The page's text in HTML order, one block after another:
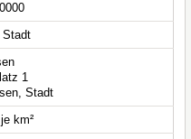
Stadt
1
Stadt
km²